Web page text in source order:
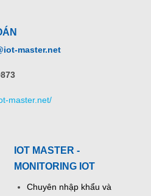
master.net
master.net/
IOT MASTER -
MONITORING IOT
Chuyên nhập khẩu và